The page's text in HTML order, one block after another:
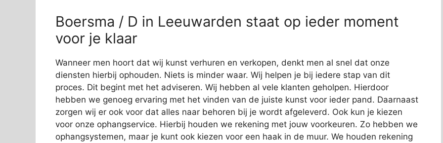
Boersma / D in Leeuwarden staat op ieder moment
voor je klaar
Wanneer men hoort dat wij kunst verhuren en verkopen, denkt men al snel dat onze
diensten hierbij ophouden. Niets is minder waar. Wij helpen je bij iedere stap van dit
proces. Dit begint met het adviseren. Wij hebben al vele klanten geholpen. Hierdoor
hebben we genoeg ervaring met het vinden van de juiste kunst voor ieder pand. Daarnaast
zorgen wij er ook voor dat alles naar behoren bij je wordt afgeleverd. Ook kun je kiezen
voor onze ophangservice. Hierbij houden we rekening met jouw voorkeuren. Zo hebben we
ophangsystemen, maar je kunt ook kiezen voor een haak in de muur. We houden rekening